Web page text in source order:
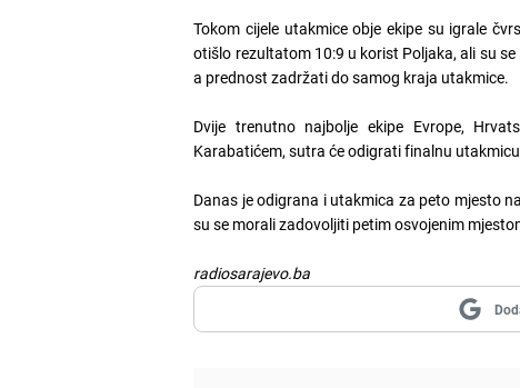
Tokom cijele utakmice obje ekipe su igrale
otišlo rezultatom 10:9 u korist Poljaka, ali su
a prednost zadržati do samog kraja utakmice.
Dvije trenutno najbolje ekipe Evrope,
Karabatićem, sutra će odigrati finalnu
Danas je odigrana i utakmica za peto mjesto
su se morali zadovoljiti petim osvojenim
radiosarajevo.ba